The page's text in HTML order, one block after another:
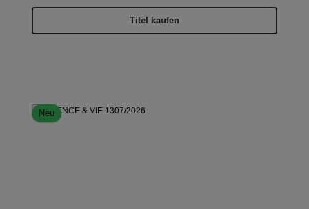
Titel kaufen
Neu